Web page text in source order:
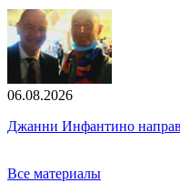
06.08.2026
Джанни Инфантино
Все материалы